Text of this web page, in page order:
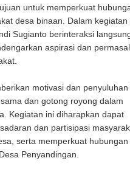
untuk memperkuat
desa binaan. Dalam kegiatan
Sugianto berinteraksi
aspirasi dan
motivasi dan
dan gotong royong dalam
Kegiatan ini diharapkan dapat
dan partisipasi
serta memperkuat hubungan
Penyandingan.